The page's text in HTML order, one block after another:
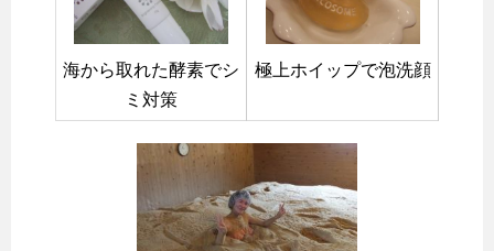
海から取れた酵素でシ
ミ対策
極上ホイップで泡洗顔